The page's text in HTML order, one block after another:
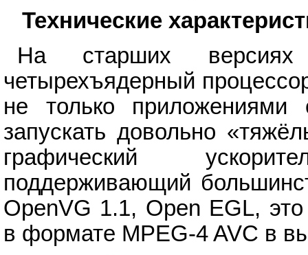
Технические
На старших версиях
четырехъядерный
не только
запускать довольно
графический
поддерживающий
OpenVG 1.1, Open EGL,
в формате MPEG-4 AVC в